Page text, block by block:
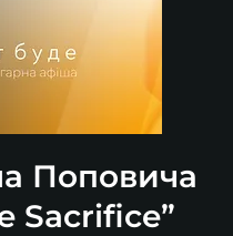
Поповича
Sacrifice”